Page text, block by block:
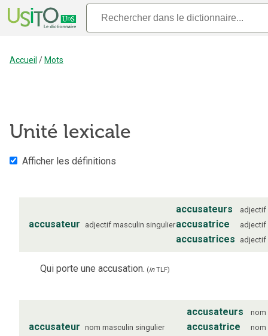
Accueil / Mots
Unité lexicale
Afficher les définitions
accusateur adjectif masculin singulier
accusateurs adjectif
accusatrice adjectif
accusatrices adjectif
Qui porte une accusation. (inTLF)
accusateur nom masculin singulier
accusateurs nom
accusatrice nom